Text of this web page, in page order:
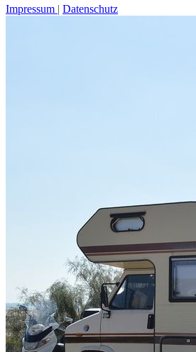
Impressum Datenschutz